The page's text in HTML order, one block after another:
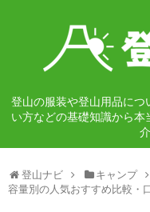
登山の服装や登山用品につ
い方などの基礎知識から
登山ナビ キャンプ
容量別の人気おすすめ比較・